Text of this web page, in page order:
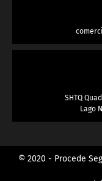
SHTQ
Lago
© 2020 - Procede